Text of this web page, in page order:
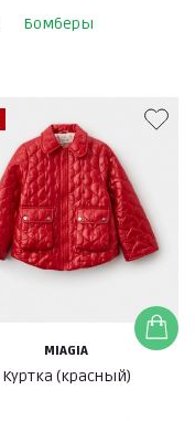
Бомберы
MIAGIA
Куртка (красный)